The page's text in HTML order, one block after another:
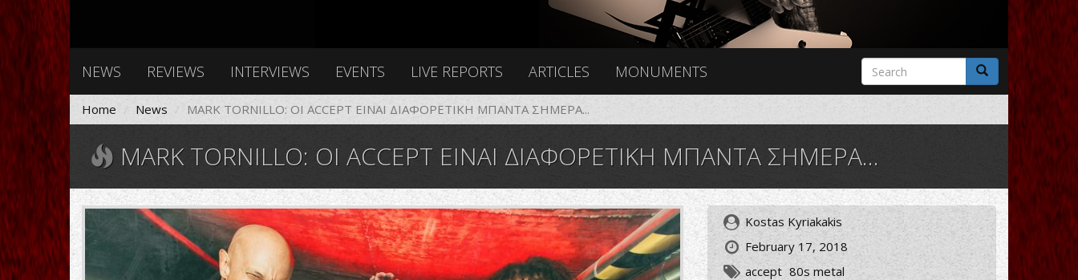
NEWS REVIEWS INTERVIEWS EVENTS LIVE REPORTS ARTICLES MONUMENTS
Search
form
Search
Home News MARK TORNILLO: OI ACCEPT ΕΙΝΑΙ ΔΙΑΦΟΡΕΤΙΚΗ ΜΠΑΝΤΑ ΣΗΜΕΡΑ...
MARK TORNILLO: OI ACCEPT ΕΙΝΑΙ ΔΙΑΦΟΡΕΤΙΚΗ ΜΠΑΝΤΑ ΣΗΜΕΡΑ...
Accept2017e.jpg
Kostas Kyriakakis
February 17, 2018
accept 80s metal